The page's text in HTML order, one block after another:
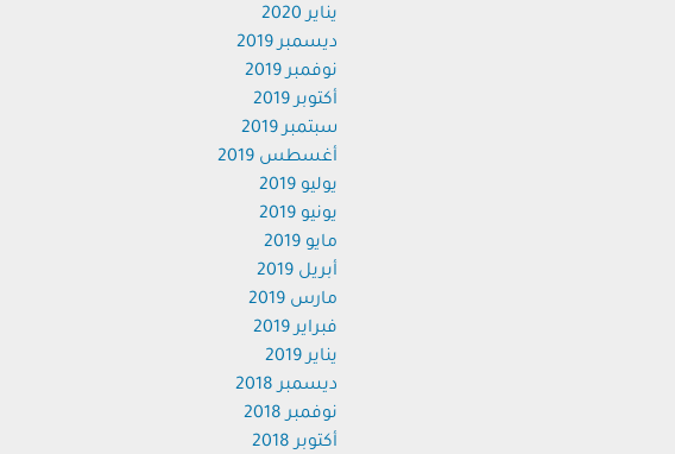
يناير 2020
ديسمبر 2019
نوفمبر 2019
أكتوبر 2019
سبتمبر 2019
أغسطس 2019
يوليو 2019
يونيو 2019
مايو 2019
أبريل 2019
مارس 2019
فبراير 2019
يناير 2019
ديسمبر 2018
نوفمبر 2018
أكتوبر 2018